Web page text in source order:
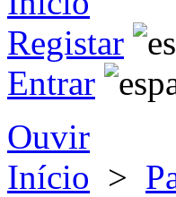
Registar
Entrar
Ouvir
Início >